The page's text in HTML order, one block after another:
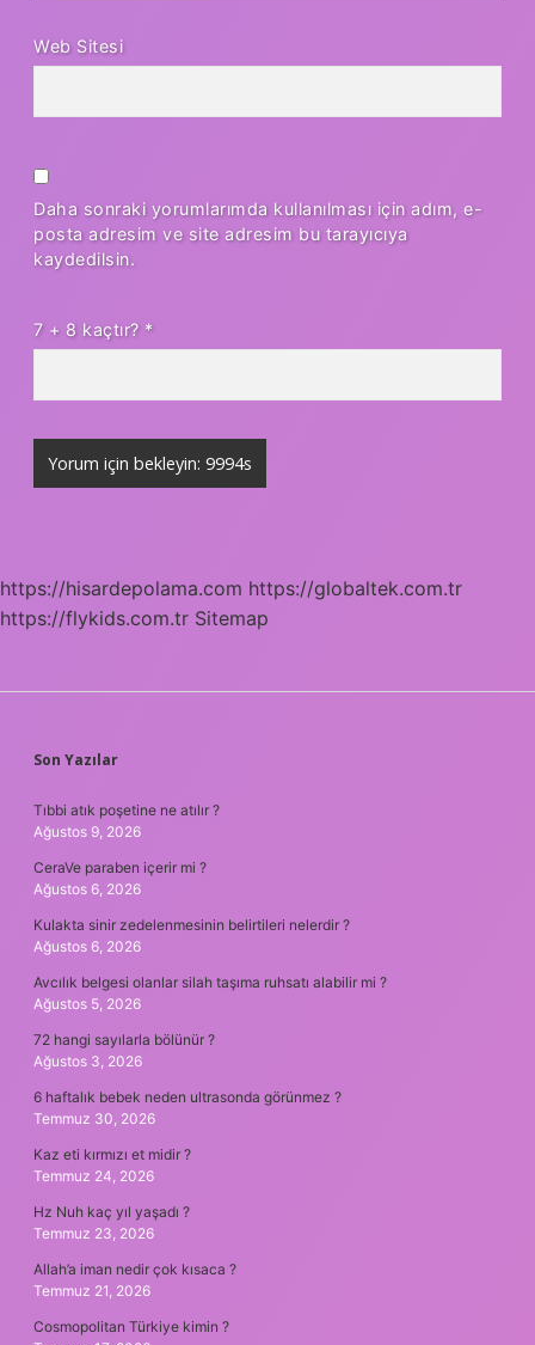
Web Sitesi
Daha sonraki yorumlarımda kullanılması için adım, e-
posta adresim ve site adresim bu tarayıcıya
kaydedilsin.
7 + 8 kaçtır? *
https://hisardepolama.com https://globaltek.com.tr
https://flykids.com.tr Sitemap
SIDEBAR
Son Yazılar
Tıbbi atık poşetine ne atılır ?
Ağustos 9, 2026
CeraVe paraben içerir mi ?
Ağustos 6, 2026
Kulakta sinir zedelenmesinin belirtileri nelerdir ?
Ağustos 6, 2026
Avcılık belgesi olanlar silah taşıma ruhsatı alabilir mi ?
Ağustos 5, 2026
72 hangi sayılarla bölünür ?
Ağustos 3, 2026
6 haftalık bebek neden ultrasonda görünmez ?
Temmuz 30, 2026
Kaz eti kırmızı et midir ?
Temmuz 24, 2026
Hz Nuh kaç yıl yaşadı ?
Temmuz 23, 2026
Allah’a iman nedir çok kısaca ?
Temmuz 21, 2026
Cosmopolitan Türkiye kimin ?